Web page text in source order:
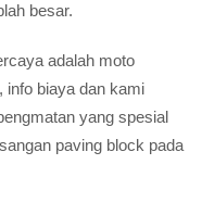
besar.
adalah moto
info biaya dan kami
yang spesial
paving block pada